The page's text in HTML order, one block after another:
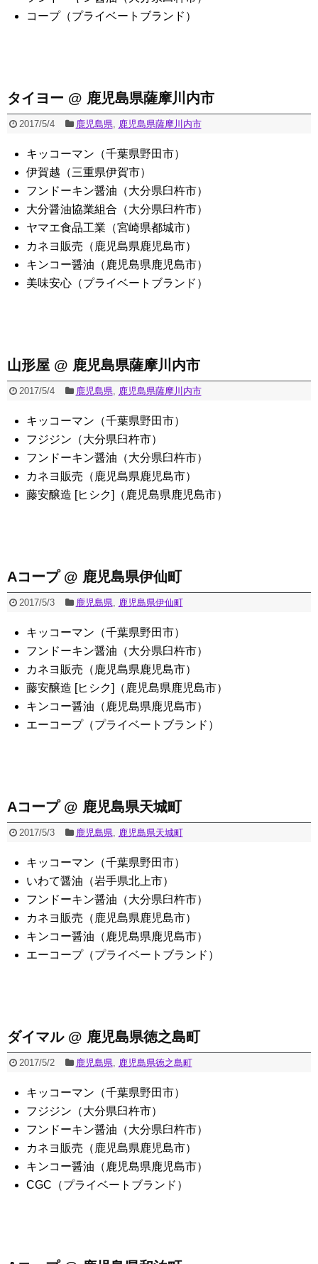
コープ（プライベートブランド）
タイヨー @ 鹿児島県薩摩川内市
2017/5/4 鹿児島県, 鹿児島県薩摩川内市
キッコーマン（千葉県野田市）
伊賀越（三重県伊賀市）
フンドーキン醤油（大分県臼杵市）
大分醤油協業組合（大分県臼杵市）
ヤマエ食品工業（宮崎県都城市）
カネヨ販売（鹿児島県鹿児島市）
キンコー醤油（鹿児島県鹿児島市）
美味安心（プライベートブランド）
山形屋 @ 鹿児島県薩摩川内市
2017/5/4 鹿児島県, 鹿児島県薩摩川内市
キッコーマン（千葉県野田市）
フジジン（大分県臼杵市）
フンドーキン醤油（大分県臼杵市）
カネヨ販売（鹿児島県鹿児島市）
藤安醸造 [ヒシク]（鹿児島県鹿児島市）
Aコープ @ 鹿児島県伊仙町
2017/5/3 鹿児島県, 鹿児島県伊仙町
キッコーマン（千葉県野田市）
フンドーキン醤油（大分県臼杵市）
カネヨ販売（鹿児島県鹿児島市）
藤安醸造 [ヒシク]（鹿児島県鹿児島市）
キンコー醤油（鹿児島県鹿児島市）
エーコープ（プライベートブランド）
Aコープ @ 鹿児島県天城町
2017/5/3 鹿児島県, 鹿児島県天城町
キッコーマン（千葉県野田市）
いわて醤油（岩手県北上市）
フンドーキン醤油（大分県臼杵市）
カネヨ販売（鹿児島県鹿児島市）
キンコー醤油（鹿児島県鹿児島市）
エーコープ（プライベートブランド）
ダイマル @ 鹿児島県徳之島町
2017/5/2 鹿児島県, 鹿児島県徳之島町
キッコーマン（千葉県野田市）
フジジン（大分県臼杵市）
フンドーキン醤油（大分県臼杵市）
カネヨ販売（鹿児島県鹿児島市）
キンコー醤油（鹿児島県鹿児島市）
CGC（プライベートブランド）